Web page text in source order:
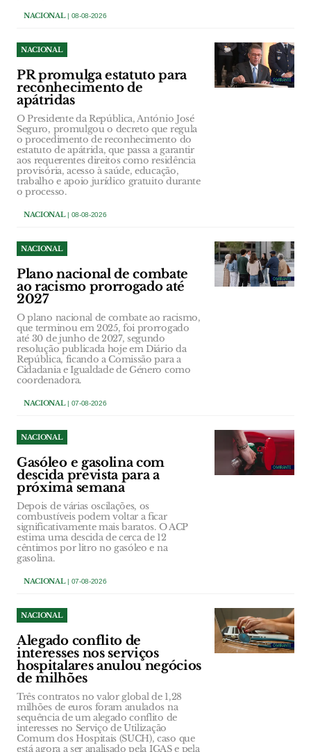
NACIONAL| 08-08-2026
NACIONAL
PR promulga estatuto para
reconhecimento de
apátridas
O Presidente da República, António José
Seguro, promulgou o decreto que regula
o procedimento de reconhecimento do
estatuto de apátrida, que passa a garantir
aos requerentes direitos como residência
provisória, acesso à saúde, educação,
trabalho e apoio jurídico gratuito durante
o processo.
NACIONAL| 08-08-2026
NACIONAL
Plano nacional de combate
ao racismo prorrogado até
2027
O plano nacional de combate ao racismo,
que terminou em 2025, foi prorrogado
até 30 de junho de 2027, segundo
resolução publicada hoje em Diário da
República, ficando a Comissão para a
Cidadania e Igualdade de Género como
coordenadora.
NACIONAL| 07-08-2026
NACIONAL
Gasóleo e gasolina com
descida prevista para a
próxima semana
Depois de várias oscilações, os
combustíveis podem voltar a ficar
significativamente mais baratos. O ACP
estima uma descida de cerca de 12
cêntimos por litro no gasóleo e na
gasolina.
NACIONAL| 07-08-2026
NACIONAL
Alegado conflito de
interesses nos serviços
hospitalares anulou negócios
de milhões
Três contratos no valor global de 1,28
milhões de euros foram anulados na
sequência de um alegado conflito de
interesses no Serviço de Utilização
Comum dos Hospitais (SUCH), caso que
está agora a ser analisado pela IGAS e pela